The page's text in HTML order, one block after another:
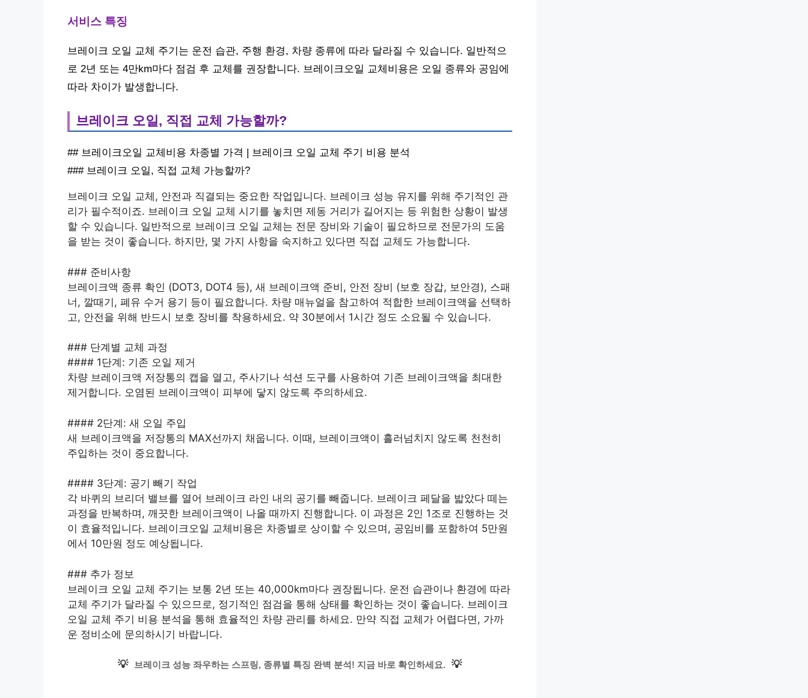
서비스 특징
브레이크 오일 교체 주기는 운전 습관, 주행 환경, 차량 종류에 따라 달라질 수 있습니다. 일반적으
로 2년 또는 4만km마다 점검 후 교체를 권장합니다. 브레이크오일 교체비용은 오일 종류와 공임에
따라 차이가 발생합니다.
브레이크 오일, 직접 교체 가능할까?
## 브레이크오일 교체비용 차종별 가격 | 브레이크 오일 교체 주기 비용 분석
### 브레이크 오일, 직접 교체 가능할까?
브레이크 오일 교체, 안전과 직결되는 중요한 작업입니다. 브레이크 성능 유지를 위해 주기적인 관
리가 필수적이죠. 브레이크 오일 교체 시기를 놓치면 제동 거리가 길어지는 등 위험한 상황이 발생
할 수 있습니다. 일반적으로 브레이크 오일 교체는 전문 장비와 기술이 필요하므로 전문가의 도움
을 받는 것이 좋습니다. 하지만, 몇 가지 사항을 숙지하고 있다면 직접 교체도 가능합니다.
### 준비사항
브레이크액 종류 확인 (DOT3, DOT4 등), 새 브레이크액 준비, 안전 장비 (보호 장갑, 보안경), 스패
너, 깔때기, 폐유 수거 용기 등이 필요합니다. 차량 매뉴얼을 참고하여 적합한 브레이크액을 선택하
고, 안전을 위해 반드시 보호 장비를 착용하세요. 약 30분에서 1시간 정도 소요될 수 있습니다.
### 단계별 교체 과정
#### 1단계: 기존 오일 제거
차량 브레이크액 저장통의 캡을 열고, 주사기나 석션 도구를 사용하여 기존 브레이크액을 최대한
제거합니다. 오염된 브레이크액이 피부에 닿지 않도록 주의하세요.
#### 2단계: 새 오일 주입
새 브레이크액을 저장통의 MAX선까지 채웁니다. 이때, 브레이크액이 흘러넘치지 않도록 천천히
주입하는 것이 중요합니다.
#### 3단계: 공기 빼기 작업
각 바퀴의 브리더 밸브를 열어 브레이크 라인 내의 공기를 빼줍니다. 브레이크 페달을 밟았다 떼는
과정을 반복하며, 깨끗한 브레이크액이 나올 때까지 진행합니다. 이 과정은 2인 1조로 진행하는 것
이 효율적입니다. 브레이크오일 교체비용은 차종별로 상이할 수 있으며, 공임비를 포함하여 5만원
에서 10만원 정도 예상됩니다.
### 추가 정보
브레이크 오일 교체 주기는 보통 2년 또는 40,000km마다 권장됩니다. 운전 습관이나 환경에 따라
교체 주기가 달라질 수 있으므로, 정기적인 점검을 통해 상태를 확인하는 것이 좋습니다. 브레이크
오일 교체 주기 비용 분석을 통해 효율적인 차량 관리를 하세요. 만약 직접 교체가 어렵다면, 가까
운 정비소에 문의하시기 바랍니다.
💡 브레이크 성능 좌우하는 스프링, 종류별 특징 완벽 분석! 지금 바로 확인하세요. 💡